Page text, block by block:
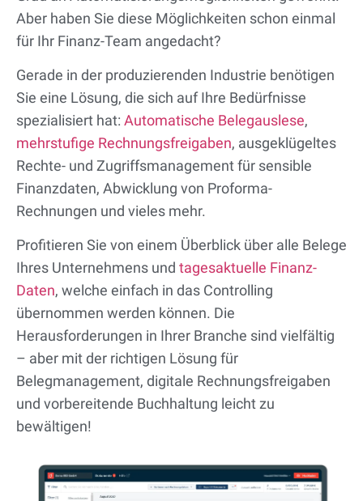
Aber haben Sie diese Möglichkeiten schon einmal
für Ihr Finanz-Team angedacht?
Gerade in der produzierenden Industrie benötigen
Sie eine Lösung, die sich auf Ihre Bedürfnisse
spezialisiert hat: Automatische Belegauslese,
mehrstufige Rechnungsfreigaben, ausgeklügeltes
Rechte- und Zugriffsmanagement für sensible
Finanzdaten, Abwicklung von Proforma-
Rechnungen und vieles mehr.
Profitieren Sie von einem Überblick über alle Belege
Ihres Unternehmens und tagesaktuelle Finanz-
Daten, welche einfach in das Controlling
übernommen werden können. Die
Herausforderungen in Ihrer Branche sind vielfältig
– aber mit der richtigen Lösung für
Belegmanagement, digitale Rechnungsfreigaben
und vorbereitende Buchhaltung leicht zu
bewältigen!